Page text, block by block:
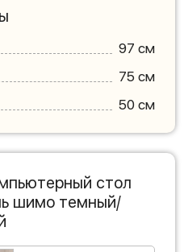
97 см
75 см
50 см
стол
шимо темный/